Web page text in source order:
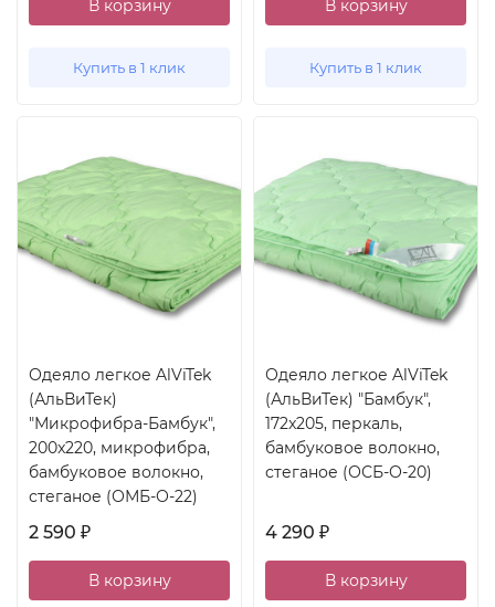
В корзину
Купить в 1 клик
В корзину
Купить в 1 клик
Одеяло легкое AlViTek
(АльВиТек)
"Микрофибра-Бамбук",
200x220, микрофибра,
бамбуковое волокно,
стеганое (ОМБ-О-22)
2 590 ₽
В корзину
Одеяло легкое AlViTek
(АльВиТек) "Бамбук",
172x205, перкаль,
бамбуковое волокно,
стеганое (ОСБ-О-20)
4 290 ₽
В корзину